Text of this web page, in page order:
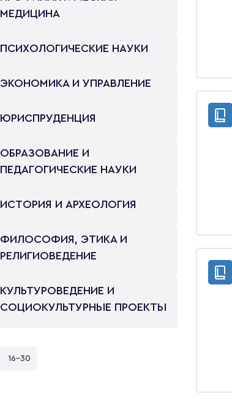
МЕДИЦИНА
ПСИХОЛОГИЧЕСКИЕ НАУКИ
ЭКОНОМИКА И УПРАВЛЕНИЕ
ЮРИСПРУДЕНЦИЯ
ОБРАЗОВАНИЕ И
ПЕДАГОГИЧЕСКИЕ НАУКИ
ИСТОРИЯ И АРХЕОЛОГИЯ
ФИЛОСОФИЯ, ЭТИКА И
РЕЛИГИОВЕДЕНИЕ
КУЛЬТУРОВЕДЕНИЕ И
СОЦИОКУЛЬТУРНЫЕ ПРОЕКТЫ
16-30